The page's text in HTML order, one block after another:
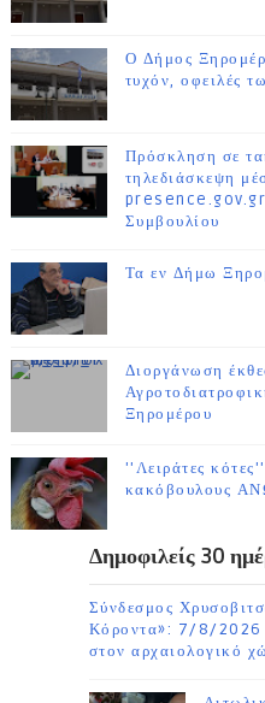
Ο Δήμος
τυχόν, οφειλές
Πρόσκληση σε
τηλεδιάσκεψη
presence.gov.gr)
Συμβουλίου
Τα εν Δήμω
Διοργάνωση
Ξηρομέρου
''Λειράτες
κακόβουλους
Δημοφιλείς 30
Σύνδεσμος
Κόροντα»: 7/8/2026
στον αρχαιολογικό